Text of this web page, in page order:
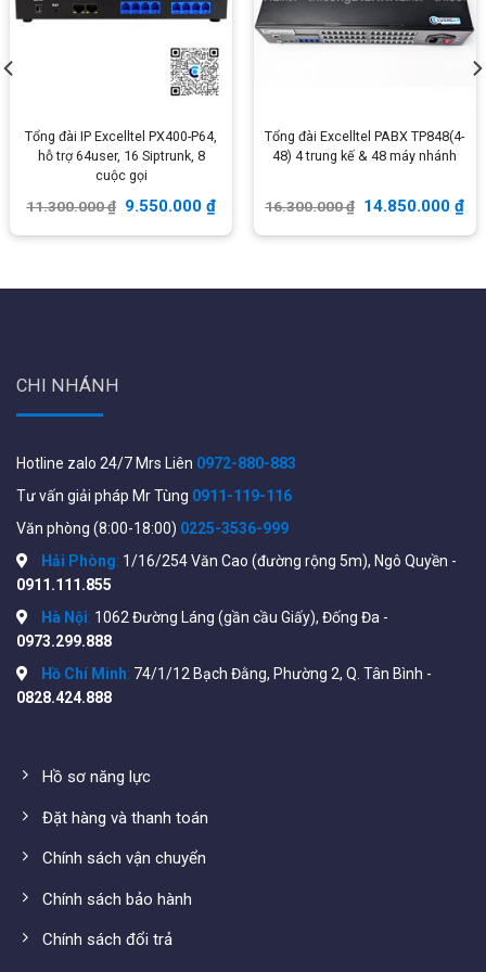
Tham khảo các tổng đài nội bộ chuẩn analog khác tại đây:
https://wifistore.vn/danh-muc-san-pham/tong-dai-noi-
bo/tong-dai-analog/
Hướng dẫn lắp đặt tổng đài Excelltel
Bước 1: Cắm nguồn khởi động thiết bị.
Bước 2: Lập trình cấu hình bằng phím của máy nhánh
Một số hệ thống sử dụng thực tế
Tổng đài IP Excelltel PX400-P64,
hỗ trợ 64user, 16 Siptrunk, 8
cuộc gọi
11.300.000₫ 9.550.000₫
Tổng đài Excelltel PABX TP848(4-
48) 4 trung kế & 48 máy nhánh
16.300.000₫ 14.850.000₫
CHI NHÁNH
Hotline zalo 24/7 Mrs Liên 0972-880-883
Tư vấn giải pháp Mr Tùng 0911-119-116
Văn phòng (8:00-18:00) 0225-3536-999
Hải Phòng: 1/16/254 Văn Cao (đường rộng 5m), Ngô Quyền -
0911.111.855
Hà Nội: 1062 Đường Láng (gần cầu Giấy), Đống Đa -
0973.299.888
Hồ Chí Minh: 74/1/12 Bạch Đằng, Phường 2, Q. Tân Bình -
0828.424.888
Hồ sơ năng lực
Đặt hàng và thanh toán
Chính sách vận chuyển
Chính sách bảo hành
Chính sách đổi trả